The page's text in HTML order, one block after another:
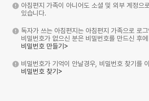
아침편지 가족이 아니어도 소셜 및 외부 계정으
있습니다.
독자가 쓰는 아침편지는 아침편지 가족으로 로
비밀번호가 없으신 분은 비밀번호를 만드신 후
비밀번호 만들기>
비밀번호가 기억이 안날경우, 비밀번호 찾기를
비밀번호 찾기>